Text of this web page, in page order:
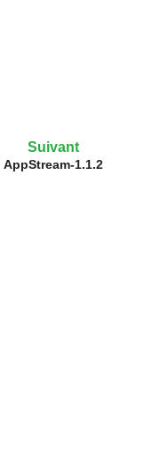
Suivant
AppStream-1.1.2